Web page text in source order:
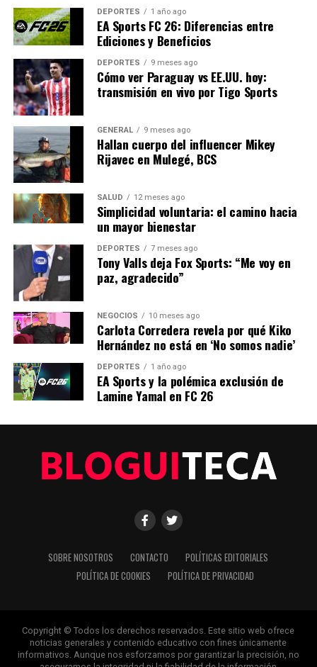
Sin embargo, los expertos advierten que la transición no
será fácil ni rápida. “La diversificación de las fuentes de
energía es un proceso complejo que requiere tiempo y
recursos”, señaló el economista energético Javier
Solana. “Es crucial que los gobiernos implementen
políticas que apoyen tanto a las industrias como a los
consumidores durante este periodo de transición”.
En conclusión, la crisis energética en Europa destaca la
necesidad urgente de una estrategia energética más
sostenible y diversificada. Mientras los líderes buscan
soluciones a corto plazo, el enfoque debe estar en
construir un sistema energético que pueda resistir
futuras crisis y asegurar un suministro estable y
asequible para todos los europeos.
NOTICIAS RELACIONADAS:
SIGUIENTE
Crisis Energética en Europa: Desafíos y Soluciones
Futuras
ANTERIOR
México enfrenta crisis de agua con medidas urgentes
Editorial
Nuestro equipo editorial no solo informa las noticias: las vive.
dan forma a nuestro mundo. Impulsados por la integridad y
una mirada atenta al detalle, abordamos la política, la cultura y
la tecnología con un análisis preciso y profundo. Cuando los
titulares cambian cada minuto, puedes contar con nosotros
para abrirnos paso entre el ruido y ofrecerte claridad en
DEPORTES 1 año ago
EA Sports FC 26: Diferencias entre
Ediciones y Beneficios
DEPORTES 9 meses ago
Cómo ver Paraguay vs EE.UU. hoy:
transmisión en vivo por Tigo Sports
GENERAL 9 meses ago
Hallan cuerpo del influencer Mikey
Rijavec en Mulegé, BCS
SALUD 12 meses ago
Simplicidad voluntaria: el camino hacia
un mayor bienestar
DEPORTES 7 meses ago
Tony Valls deja Fox Sports: “Me voy en
paz, agradecido”
NEGOCIOS 10 meses ago
Carlota Corredera revela por qué Kiko
Hernández no está en ‘No somos nadie’
DEPORTES 1 año ago
EA Sports y la polémica exclusión de
Lamine Yamal en FC 26
SOBRE NOSOTROS CONTACTO
POLÍTICAS EDITORIALES
POLÍTICA DE COOKIES
POLÍTICA DE PRIVACIDAD
Copyright © Todos los derechos reservados. Este sitio web ofrece
noticias generales y contenido educativo con fines únicamente
informativos. Aunque nos esforzamos por garantizar la precisión, no